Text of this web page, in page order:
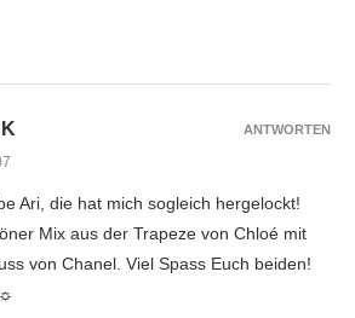
Ari, die hat mich sogleich hergelockt!
Mix aus der Trapeze von Chloé mit
von Chanel. Viel Spass Euch beiden!
ANTWORTEN